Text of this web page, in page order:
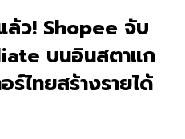
ล้ว! Shopee จับ
บนอินสตาแก
ร์ไทยสร้างรายได้